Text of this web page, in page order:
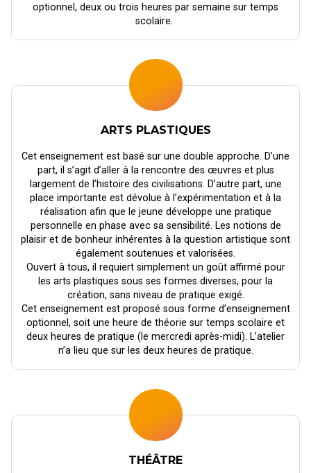
optionnel, deux ou trois heures par semaine sur temps
scolaire.
ARTS PLASTIQUES
Cet enseignement est basé sur une double approche. D’une
part, il s’agit d’aller à la rencontre des œuvres et plus
largement de l’histoire des civilisations. D’autre part, une
place importante est dévolue à l’expérimentation et à la
réalisation afin que le jeune développe une pratique
personnelle en phase avec sa sensibilité. Les notions de
plaisir et de bonheur inhérentes à la question artistique sont
également soutenues et valorisées.
Ouvert à tous, il requiert simplement un goût affirmé pour
les arts plastiques sous ses formes diverses, pour la
création, sans niveau de pratique exigé.
Cet enseignement est proposé sous forme d’enseignement
optionnel, soit une heure de théorie sur temps scolaire et
deux heures de pratique (le mercredi après-midi). L’atelier
n’a lieu que sur les deux heures de pratique.
THÉÂTRE